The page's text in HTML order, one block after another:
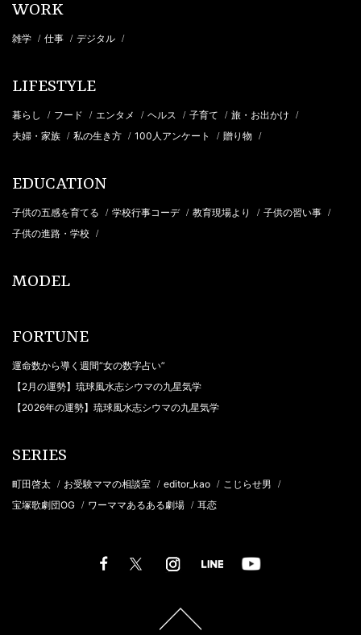
WORK
雑学 / 仕事 / デジタル /
LIFESTYLE
暮らし / フード / エンタメ / ヘルス / 子育て / 旅・お出かけ /
夫婦・家族 / 私の生き方 / 100人アンケート / 贈り物 /
EDUCATION
子供の五感を育てる / 学校行事コーデ / 教育現場より / 子供の習い事 /
子供の進路・学校 /
MODEL
FORTUNE
運命数から導く週間“女の数字占い”
【2月の運勢】琉球風水志シウマの九星気学
【2026年の運勢】琉球風水志シウマの九星気学
SERIES
町田啓太 / お受験ママの相談室 / editor_kao / こじらせ男 /
宝塚歌劇団OG / ワーママあるある劇場 / 耳恋